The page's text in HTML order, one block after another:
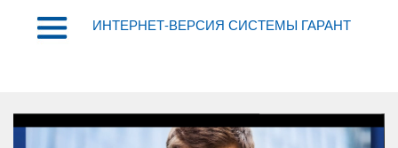
ИНТЕРНЕТ-ВЕРСИЯ СИСТЕМЫ ГАРАНТ